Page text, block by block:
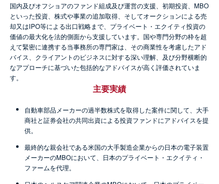
国内及びオフショアのファンド組成及び運営の支援、初期投資、MBO
といった投資、株式や事業の追加取得、そしてオークションによる売
却又はIPO等による出口戦略まで、プライベート・エクイティ投資の
価値の最大化を法的側面から支援しています。国や専門分野の枠を超
えて緊密に連携する当事務所の専門家は、その商業性を考慮したアド
バイス、クライアントのビジネスに対する深い理解、及び分野横断的
なアプローチに基づいた包括的なアドバイスが高く評価されていま
す。
主要実績
自動車部品メーカーの過半数株式を取得した案件に関して、大手
商社と証券会社の共同出資による投資ファンドにアドバイスを提
供。
最終的な親会社である米国の大手製造企業からの日本の電子装置
メーカーのMBOにおいて、日本のプライベート・エクイティ・
ファームを代理。